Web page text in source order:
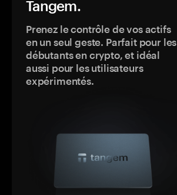
Tangem.
Prenez le contrôle de vos actifs
en un seul geste. Parfait pour les
débutants en crypto, et idéal
aussi pour les utilisateurs
expérimentés.